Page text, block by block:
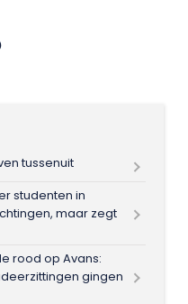
tussenuit
studenten in
maar zegt
rood op Avans:
gingen